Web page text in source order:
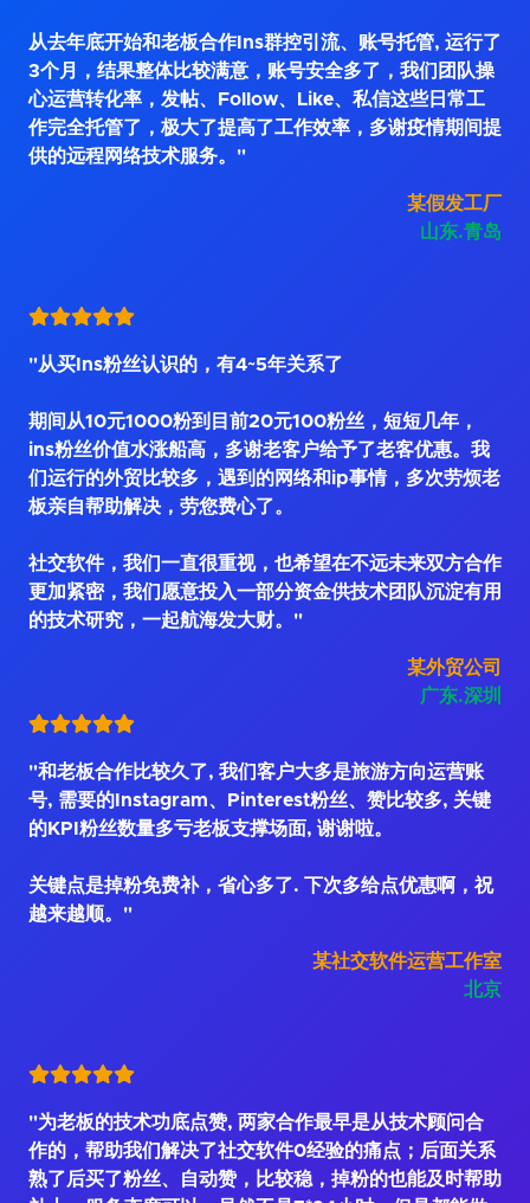
从去年底开始和老板合作Ins群控引流、账号托管, 运行了
3个月，结果整体比较满意，账号安全多了，我们团队操
心运营转化率，发帖、Follow、Like、私信这些日常工
作完全托管了，极大了提高了工作效率，多谢疫情期间提
供的远程网络技术服务。"
某假发工厂
山东.青岛
"从买Ins粉丝认识的，有4~5年关系了
期间从10元1000粉到目前20元100粉丝，短短几年，
ins粉丝价值水涨船高，多谢老客户给予了老客优惠。我
们运行的外贸比较多，遇到的网络和ip事情，多次劳烦老
板亲自帮助解决，劳您费心了。
社交软件，我们一直很重视，也希望在不远未来双方合作
更加紧密，我们愿意投入一部分资金供技术团队沉淀有用
的技术研究，一起航海发大财。"
某外贸公司
广东.深圳
"和老板合作比较久了, 我们客户大多是旅游方向运营账
号, 需要的Instagram、Pinterest粉丝、赞比较多, 关键
的KPI粉丝数量多亏老板支撑场面, 谢谢啦。
关键点是掉粉免费补，省心多了. 下次多给点优惠啊，祝
越来越顺。"
某社交软件运营工作室
北京
"为老板的技术功底点赞, 两家合作最早是从技术顾问合
作的，帮助我们解决了社交软件0经验的痛点；后面关系
熟了后买了粉丝、自动赞，比较稳，掉粉的也能及时帮助